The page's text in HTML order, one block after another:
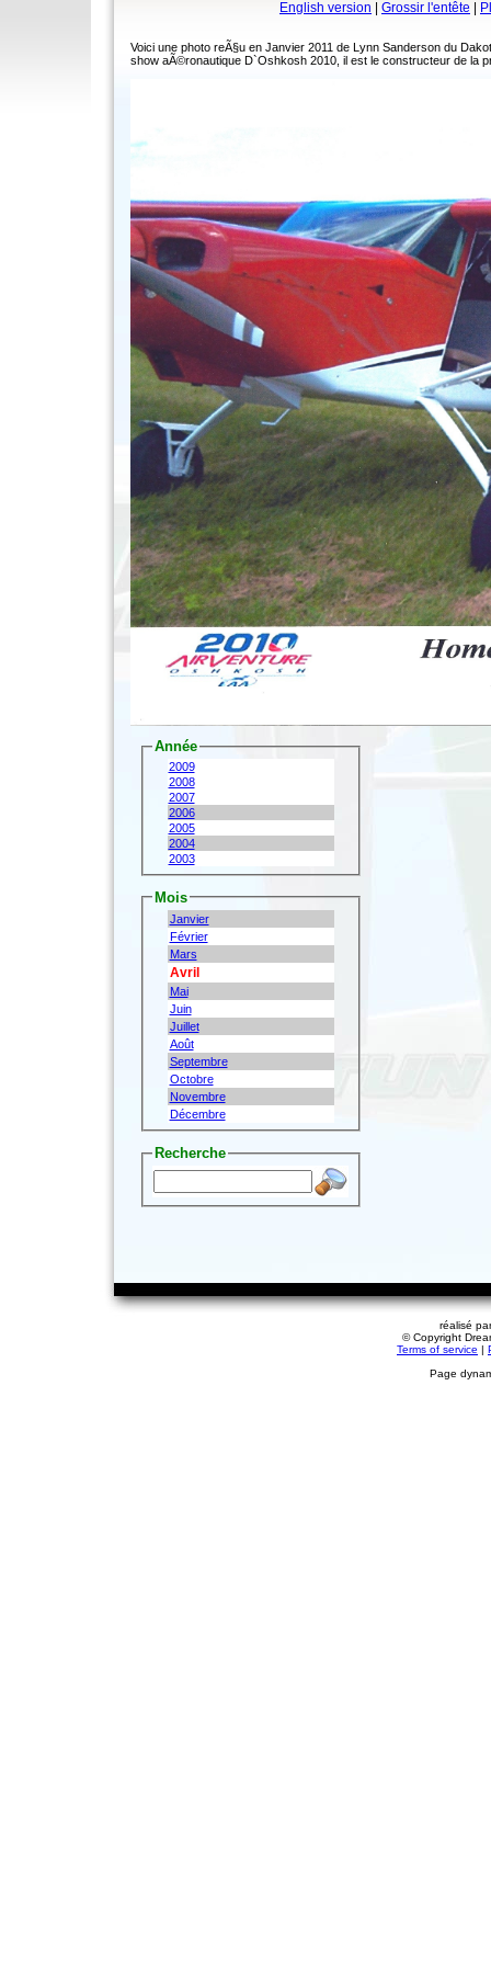
English version Grossir l'entête
Voici une photo reÃ§u en Janvier 2011 de Lynn Sanderson du
show aÃ©ronautique D`Oshkosh 2010, il est le constructeur de la
Année
2009
2008
2007
2006
2005
2004
2003
Mois
Janvier
Février
Mars
Avril
Mai
Juin
Juillet
Août
Septembre
Octobre
Novembre
Décembre
Recherche
réalisé
© Copyright
Terms of service |
Page